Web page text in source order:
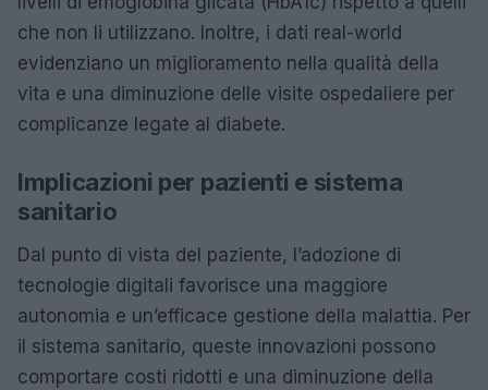
che non li utilizzano. Inoltre, i dati real-world
evidenziano un miglioramento nella qualità della
vita e una diminuzione delle visite ospedaliere per
complicanze legate al diabete.
Implicazioni per pazienti e sistema
sanitario
Dal punto di vista del paziente, l’adozione di
tecnologie digitali favorisce una maggiore
autonomia e un’efficace gestione della malattia. Per
il sistema sanitario, queste innovazioni possono
comportare costi ridotti e una diminuzione della